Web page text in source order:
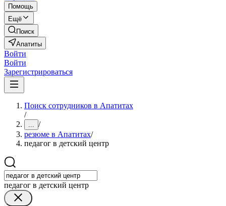
Помощь
Ещё
Поиск
Апатиты
Войти
Войти
Зарегистрироваться
Поиск сотрудников в Апатитах
/
... /
резюме в Апатитах/
педагог в детский центр
педагог в детский центр